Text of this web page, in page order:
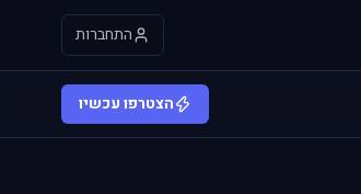
התחברות
הצטרפו עכשיו